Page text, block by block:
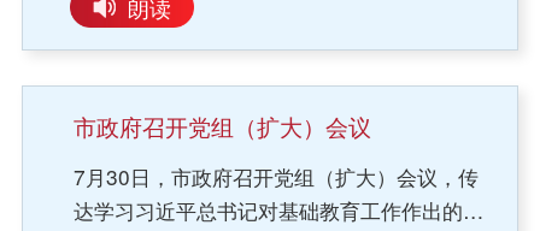
级、人居环境整治等工作推进情况。奇·达楞太
一行先后来到科尔沁区政府黄楼原拆原建项
目、明仁及施介片区向阳社区综合性更新改造
项目、蒙和璟樾小区城市更新项目、辽河公园
便民设施浮桥维修改造项目、地矿花园小区等
现场，实地查看项目规划设计、工程建设进
度，详细了解老旧小区提档升级、人居环境整
朗读
市政府召开党组（扩大）会议
7月30日，市政府召开党组（扩大）会议，传
达学习习近平总书记对基础教育工作作出的重